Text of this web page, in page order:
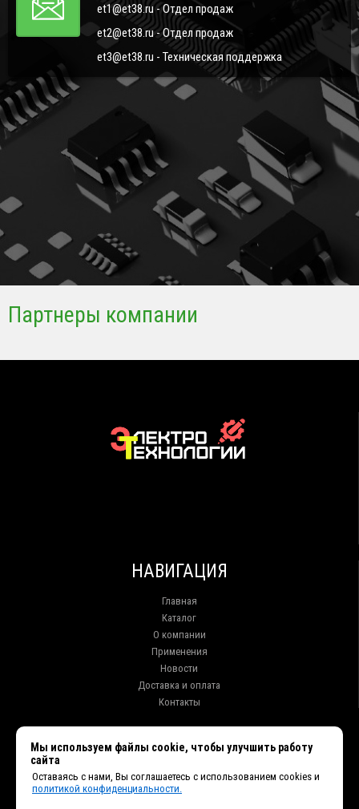
et1@et38.ru - Отдел продаж
et2@et38.ru - Отдел продаж
et3@et38.ru - Техническая поддержка
Партнеры компании
НАВИГАЦИЯ
Главная
Каталог
О компании
Применения
Новости
Доставка и оплата
Контакты
+7 (914) 010-76-83, 8 (3952) 93-27-93 - Отдел продаж
+7 (950) 075-85-99 - Техническая поддержка
Мы используем файлы cookie, чтобы улучшить работу
сайта
Оставаясь с нами, Вы соглашаетесь с использованием cookies и
политикой конфиденциальности.